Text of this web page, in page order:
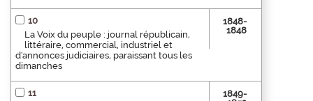
10
La Voix du peuple : journal républicain,
littéraire, commercial, industriel et
d'annonces judiciaires, paraissant tous les
dimanches
1848-
1848
11
1849-